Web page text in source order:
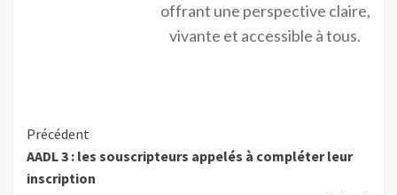
offrant une perspective claire,
vivante et accessible à tous.
Précédent
AADL 3 : les souscripteurs appelés à compléter leur
inscription